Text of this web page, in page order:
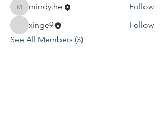
mindy.he
mindy.he
Follow
xinge9
Follow
See All Members (3)